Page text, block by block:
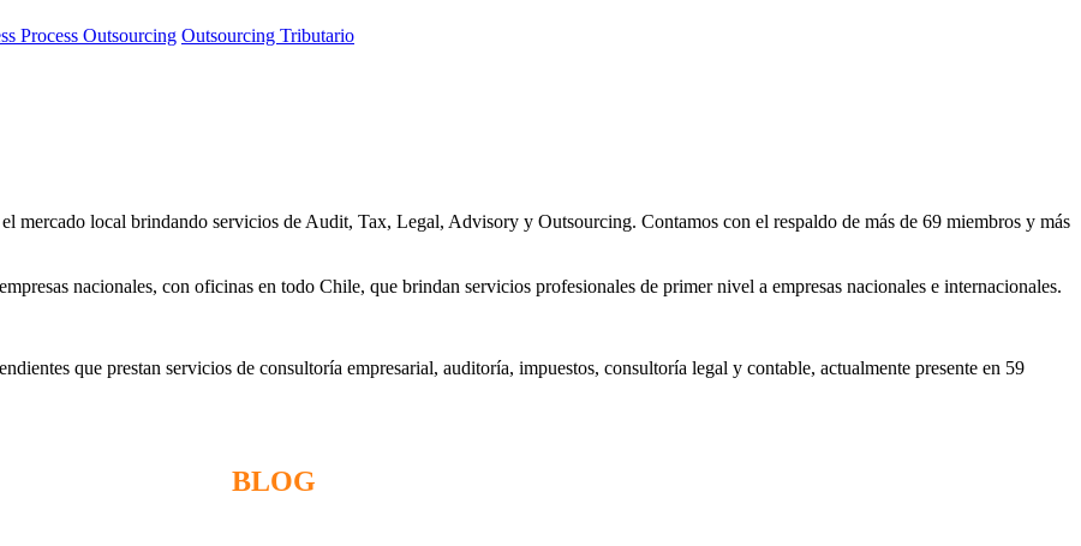
Process Outsourcing Outsourcing Tributario
mercado local brindando servicios de Audit, Tax, Legal, Advisory y Outsourcing. Contamos con el respaldo de más de 69 miembros y más
nacionales, con oficinas en todo Chile, que brindan servicios profesionales de primer nivel a empresas nacionales e internacionales.
que prestan servicios de consultoría empresarial, auditoría, impuestos, consultoría legal y contable, actualmente presente en 59
BLOG